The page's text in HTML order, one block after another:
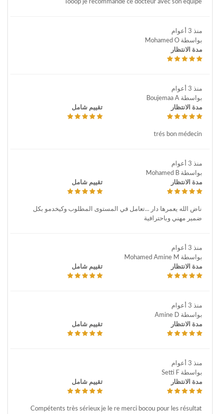
Tooop je recommande ce docteur avec son equipe
منذ 3 أعوام
بواسطة Mohamed O
مدة الانتظار
منذ 3 أعوام
بواسطة Boujemaa A
مدة الانتظار
تقييم شامل
trés bon médecin
منذ 3 أعوام
بواسطة Mohamed B
مدة الانتظار
تقييم شامل
ناض الله يعمرها دار ...تعامل في المستوى المطلوب وكيخدمو بكل
ضمير مهني وباحترافية
منذ 3 أعوام
بواسطة Mohamed Amine M
مدة الانتظار
تقييم شامل
منذ 3 أعوام
بواسطة Amine D
مدة الانتظار
تقييم شامل
منذ 3 أعوام
بواسطة Setti F
مدة الانتظار
تقييم شامل
Compétents très sérieux je le re merci bocou pour les résultat